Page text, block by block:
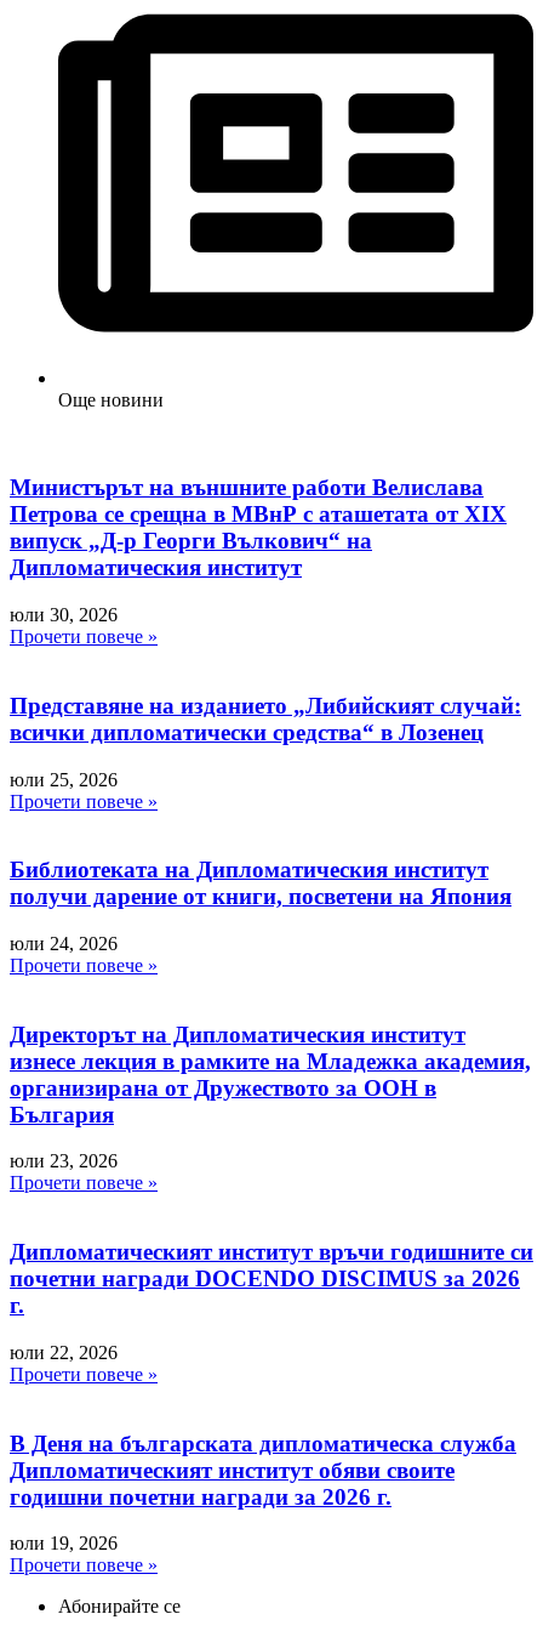
Още новини
Министърът на външните работи Велислава
Петрова се срещна в МВнР с аташетата от XIX
випуск „Д-р Георги Вълкович“ на
Дипломатическия институт
юли 30, 2026
Прочети повече »
Представяне на изданието „Либийският случай:
всички дипломатически средства“ в Лозенец
юли 25, 2026
Прочети повече »
Библиотеката на Дипломатическия институт
получи дарение от книги, посветени на Япония
юли 24, 2026
Прочети повече »
Директорът на Дипломатическия институт
изнесе лекция в рамките на Младежка академия,
организирана от Дружеството за ООН в
България
юли 23, 2026
Прочети повече »
Дипломатическият институт връчи годишните си
почетни награди DOCENDO DISCIMUS за 2026
г.
юли 22, 2026
Прочети повече »
В Деня на българската дипломатическа служба
Дипломатическият институт обяви своите
годишни почетни награди за 2026 г.
юли 19, 2026
Прочети повече »
Абонирайте се